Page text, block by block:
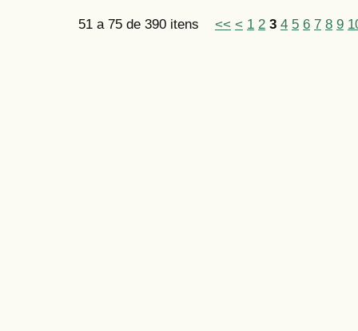
51 a 75 de 390 itens << < 1 2 3 4 5 6 7 8 9